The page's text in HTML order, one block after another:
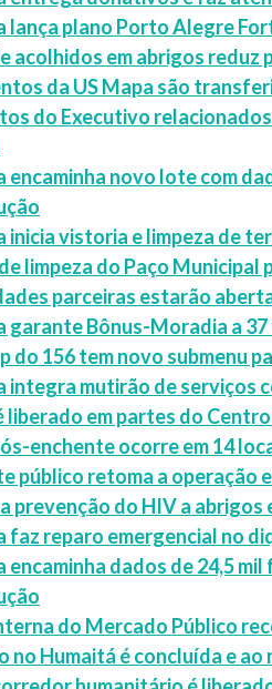
lança plano Porto Alegre
acolhidos em abrigos reduz
da US Mapa são
do Executivo
encaminha novo lote com
vistoria e limpeza de
limpeza do Paço
parceiras estarão
garante Bônus-Moradia a
do 156 tem novo submenu
integra mutirão de serviços
liberado em partes do
enchente ocorre em 14
público retoma a operação
prevenção do HIV a
faz reparo emergencial no
encaminha dados de 24,5
do Mercado Público
no Humaitá é concluída e